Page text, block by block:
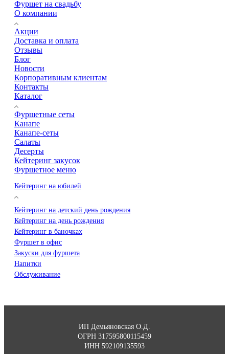
О компании
Акции
Доставка и оплата
Отзывы
Блог
Новости
Корпоративным клиентам
Контакты
Каталог
Фуршетные сеты
Канапе
Канапе-сеты
Салаты
Десерты
Кейтеринг закусок
Фуршетное меню
Кейтеринг на юбилей
Кейтеринг на детский день рождения
Кейтеринг на день рождения
Кейтеринг в баночках
Фуршет в офис
Закуски для фуршета
Напитки
Обслуживание
Фуршет на свадьбу
ИП Демьяновская О.Д.
ОГРН 317595800115459
ИНН 592109135593